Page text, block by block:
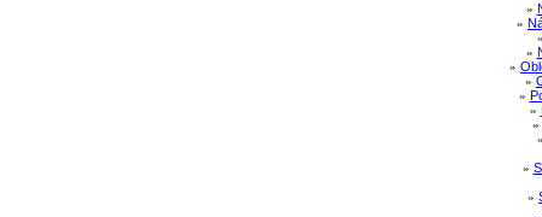
»
»
»
»
»
»
»
»
»
»